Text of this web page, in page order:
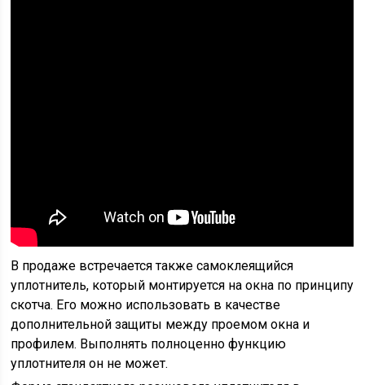
В продаже встречается также самоклеящийся
уплотнитель, который монтируется на окна по принципу
скотча. Его можно использовать в качестве
дополнительной защиты между проемом окна и
профилем. Выполнять полноценно функцию
уплотнителя он не может.